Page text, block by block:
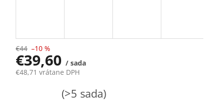
€44 –10 %
€39,60/ sada
€48,71 vrátane DPH
(>5 sada)